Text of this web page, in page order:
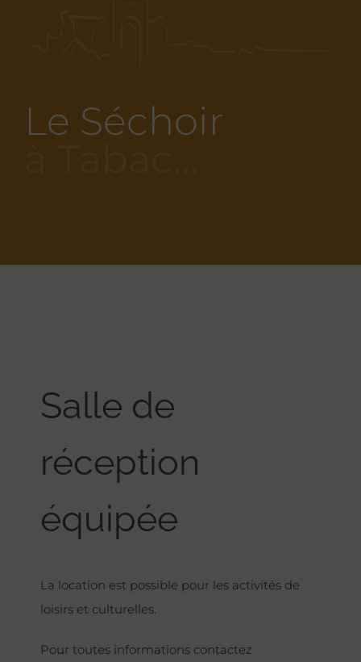
Le Séchoir
Salle de
réception
équipée
La location est possible pour les activités de
loisirs et culturelles.
Pour toutes informations contactez